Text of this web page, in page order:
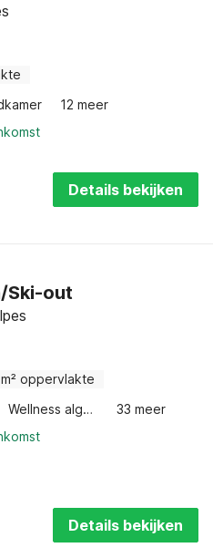
12 meer
Details bekijken
Ski-out
oppervlakte
Wellness algemeen
33 meer
Details bekijken